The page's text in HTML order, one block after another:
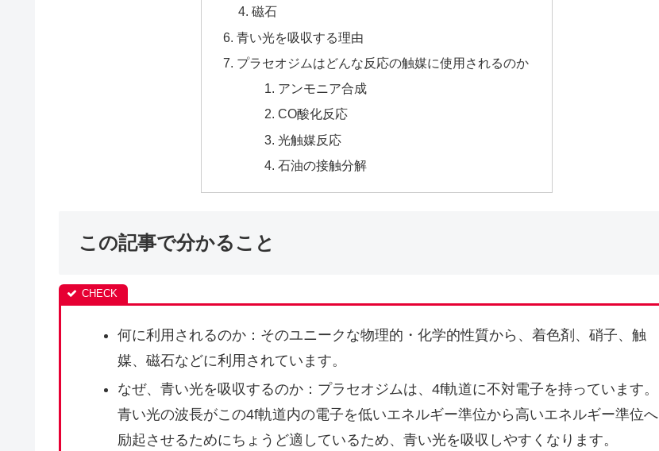
磁石
青い光を吸収する理由
プラセオジムはどんな反応の触媒に使用されるのか
アンモニア合成
CO酸化反応
光触媒反応
石油の接触分解
この記事で分かること
何に利用されるのか：そのユニークな物理的・化学的性質から、着色剤、硝子、触
媒、磁石などに利用されています。
なぜ、青い光を吸収するのか：プラセオジムは、4f軌道に不対電子を持っています。
青い光の波長がこの4f軌道内の電子を低いエネルギー準位から高いエネルギー準位へ
励起させるためにちょうど適しているため、青い光を吸収しやすくなります。